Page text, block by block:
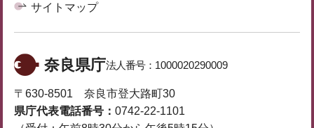
サイトマップ
奈良県庁法人番号： 1000020290009
〒630-8501 奈良市登大路町30
県庁代表電話番号： 0742-22-1101